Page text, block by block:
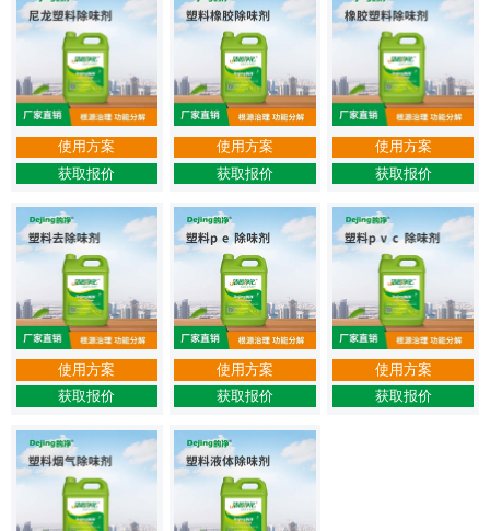
使用方案
获取报价
使用方案
获取报价
使用方案
获取报价
使用方案
获取报价
使用方案
获取报价
使用方案
获取报价